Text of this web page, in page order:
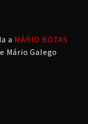
a MÁRIO BOTAS
Mário Galego